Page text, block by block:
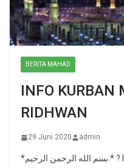
BERITA MAHAD
INFO KURBAN
RIDHWAN
29 Juni 2020 admin
*بسم الله الرحمن الرحيم.* ? INFO IBADAH KURBAN 1441 H